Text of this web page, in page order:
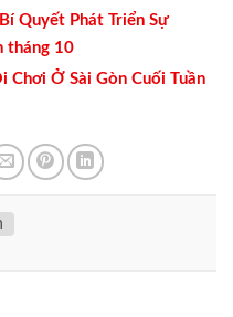
Quyết Phát Triển Sự
tháng 10
Ở Sài Gòn Cuối Tuần